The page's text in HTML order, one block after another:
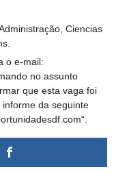
Ciencias
o e-mail:
no assunto
que esta vaga foi
informe da seguinte